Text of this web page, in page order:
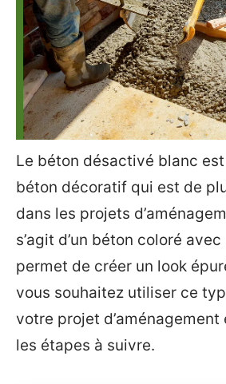
Le béton désactivé blanc
béton décoratif qui est de
dans les projets
s’agit d’un béton coloré
permet de créer un look
vous souhaitez utiliser ce
votre projet
les étapes à suivre.